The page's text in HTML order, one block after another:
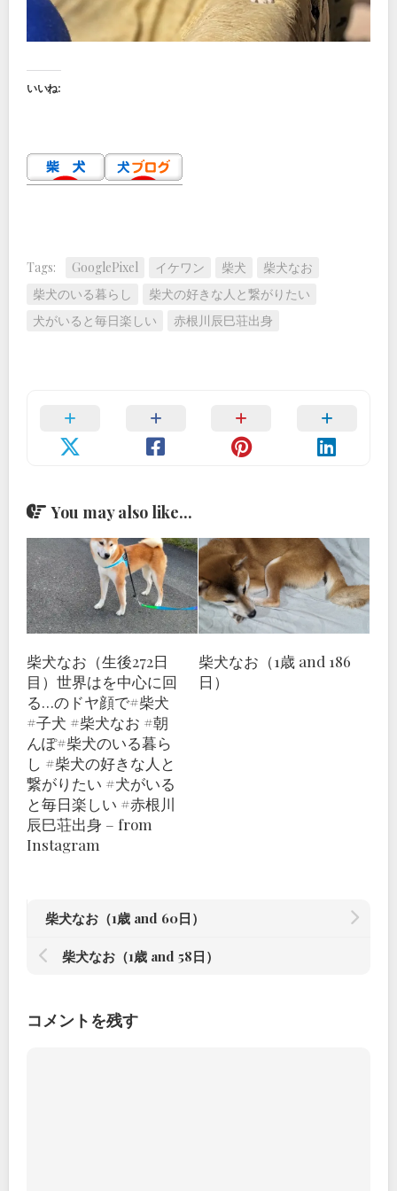
いいね:
Tags: GooglePixel イケワン 柴犬
柴犬なお
柴犬のいる暮らし
柴犬の好きな人と繋がりたい
犬がいると毎日楽しい
赤根川辰巳荘出身
You may also like...
柴犬なお（生後272日
目）世界はを中心に回
る…のドヤ顔で#柴犬
#子犬 #柴犬なお #朝
んぽ#柴犬のいる暮ら
し #柴犬の好きな人と
繋がりたい #犬がいる
と毎日楽しい #赤根川
辰巳荘出身 – from
Instagram
柴犬なお（1歳 and 186
日）
柴犬なお（1歳 and 60日）
柴犬なお（1歳 and 58日）
コメントを残す